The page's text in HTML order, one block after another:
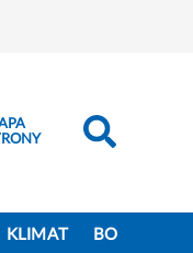
- LinkedIn
KLIMAT BO